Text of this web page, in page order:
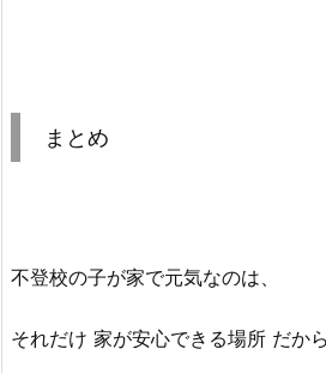
まとめ
不登校の子が家で元気なのは、
それだけ 家が安心できる場所 だから